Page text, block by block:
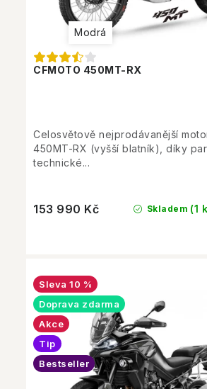
CFMOTO 450MT-RX
Modrá
Skladem (1
153 990 Kč
Celosvětově nejprodávanější
450MT-RX (vyšší blatník), díky
technické...
10 %
Doprava zdarma
Akce
Tip
Bestseller